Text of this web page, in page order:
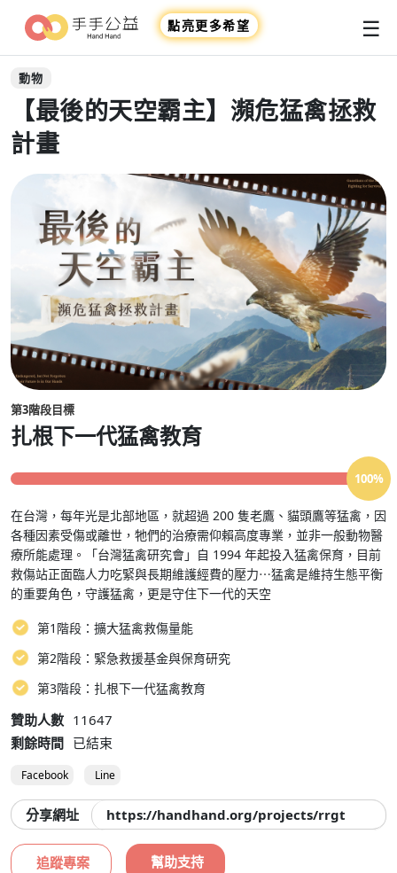
點亮更多希望 ☰
動物
【最後的天空霸主】瀕危猛禽拯救
計畫
第3階段目標
扎根下一代猛禽教育
100%
在台灣，每年光是北部地區，就超過 200 隻老鷹、貓頭鷹等猛禽，因
各種因素受傷或離世，牠們的治療需仰賴高度專業，並非一般動物醫
療所能處理。「台灣猛禽研究會」自 1994 年起投入猛禽保育，目前
救傷站正面臨人力吃緊與長期維護經費的壓力⋯猛禽是維持生態平衡
的重要角色，守護猛禽，更是守住下一代的天空
第1階段：擴大猛禽救傷量能
第2階段：緊急救援基金與保育研究
第3階段：扎根下一代猛禽教育
贊助人數 11647
剩餘時間 已結束
Facebook Line
分享網址 https://handhand.org/projects/rrgt
追蹤專案 幫助支持